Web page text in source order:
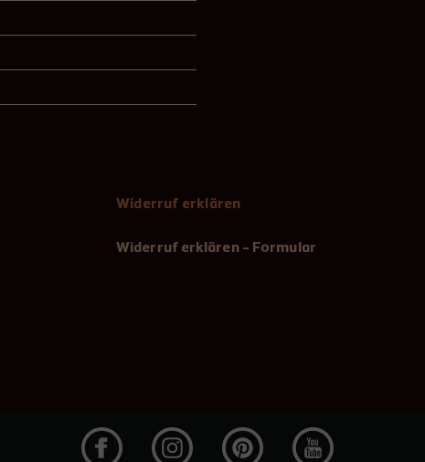
Widerruf erklären
Widerruf erklären - Formular